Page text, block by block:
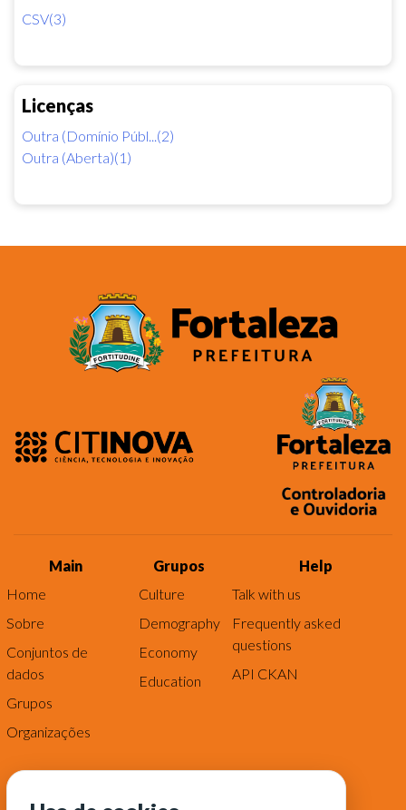
CSV(3)
Licenças
Outra (Domínio Públ...(2)
Outra (Aberta)(1)
Main
Home
Sobre
Conjuntos de
dados
Grupos
Organizações
Grupos
Culture
Demography
Economy
Education
Help
Talk with us
Frequently asked
questions
API CKAN